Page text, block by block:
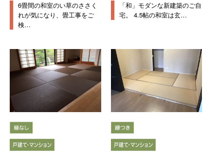
6畳間の和室のい草のささく
れが気になり、畳工事をご
検…
「和」モダンな新建築のご自
宅。 4.5帖の和室は玄…